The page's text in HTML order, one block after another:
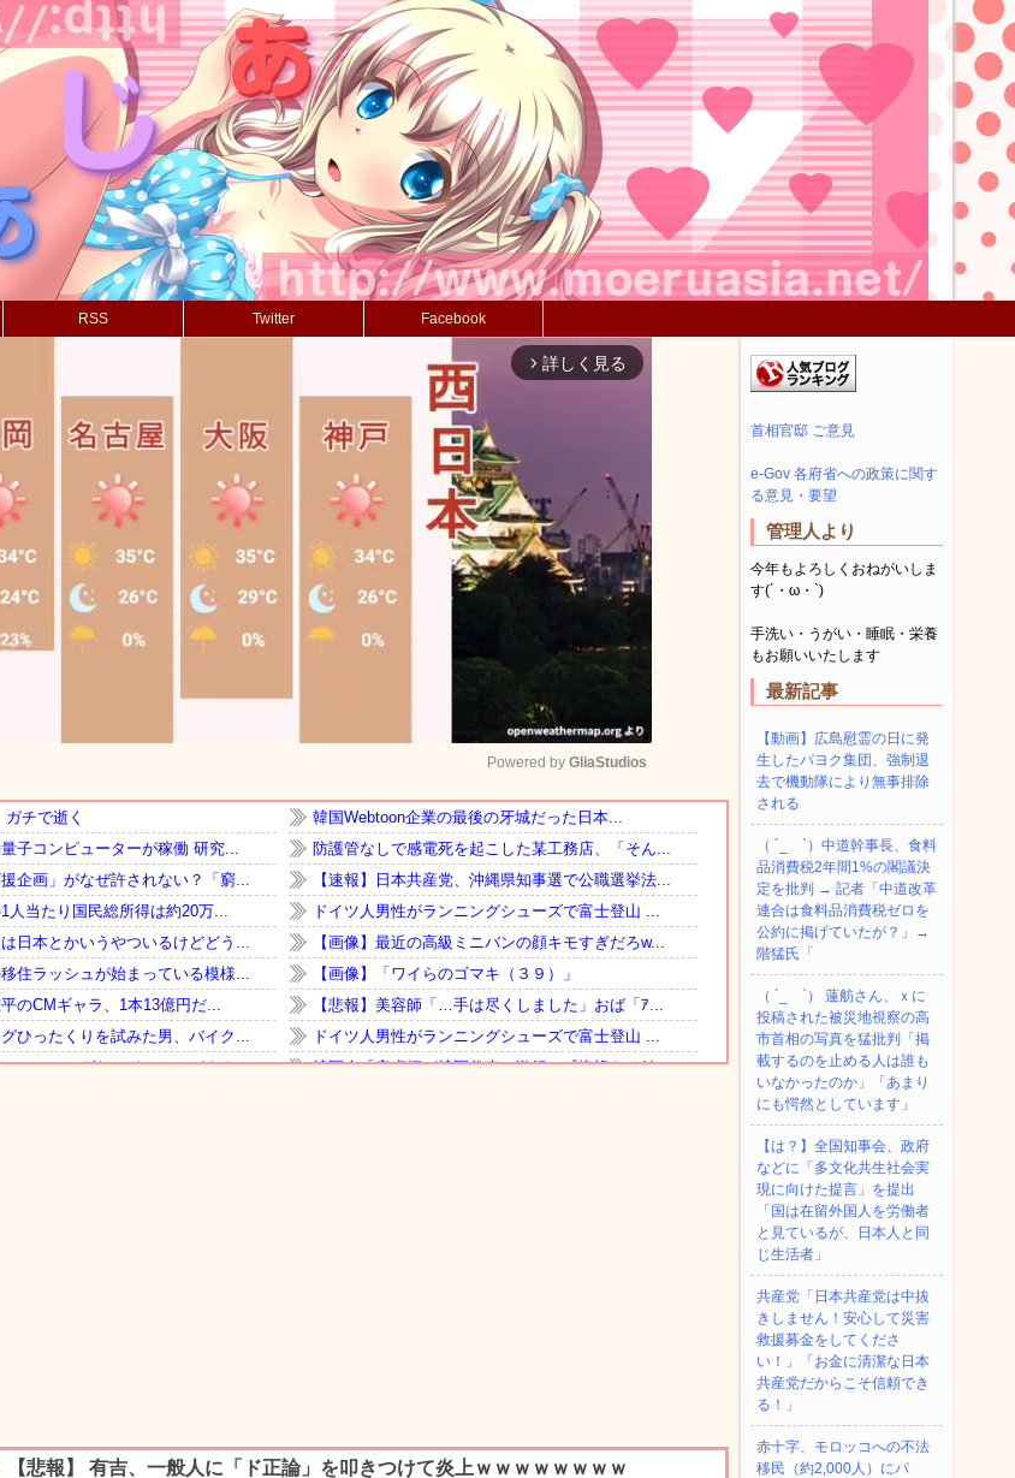
RSS Twitter Facebook
arrow_forward_ios 詳しく見る
Mute
Powered by GliaStudios
首相官邸 ご意見
e-Gov 各府省への政策に関す
る意見・要望
管理人より
今年もよろしくおねがいしま
す(´・ω・`)
手洗い・うがい・睡眠・栄養
もお願いいたします
最新記事
【動画】広島慰霊の日に発
生したパヨク集団、強制退
去で機動隊により無事排除
される
（ ´_ゝ`）中道幹事長、食料
品消費税2年間1%の閣議決
定を批判 → 記者「中道改革
連合は食料品消費税ゼロを
公約に掲げていたが？」→
階猛氏「
（ ´_ゝ`） 蓮舫さん、ｘに
投稿された被災地視察の高
市首相の写真を猛批判「掲
載するのを止める人は誰も
いなかったのか」「あまり
にも愕然としています」
【は？】全国知事会、政府
などに「多文化共生社会実
現に向けた提言」を提出
「国は在留外国人を労働者
と見ているが、日本人と同
じ生活者」
共産党「日本共産党は中抜
きしません！安心して災害
救援募金をしてくださ
い！」「お金に清潔な日本
共産党だからこそ信頼でき
る！」
赤十字、モロッコへの不法
移民（約2,000人）にパ